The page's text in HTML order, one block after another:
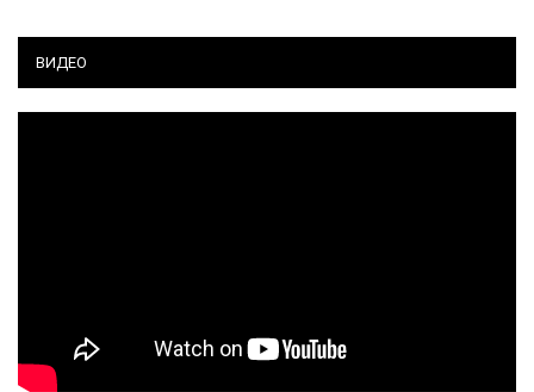
ВИДЕО